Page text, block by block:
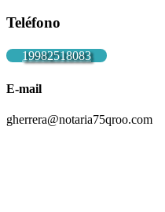
Teléfono
19982518083
E-mail
gherrera@notaria75qroo.com